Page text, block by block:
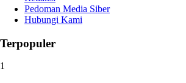
Pedoman Media Siber
Hubungi Kami
Terpopuler
1